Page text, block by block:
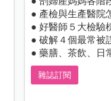
● 產檢與生產醫院
● 好醫師５大檢驗
● 破解４個最常被
● 藥膳、茶飲、日
雜誌訂閱